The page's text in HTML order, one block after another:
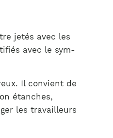
jetés avec les
avec le sym-
Il convient de
étanches,
les travailleurs